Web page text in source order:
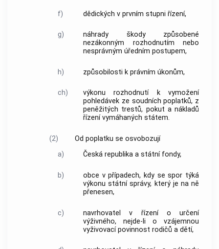
f) dědických v prvním stupni řízení,
g)
náhrady škody způsobené
nezákonným rozhodnutím nebo
nesprávným úředním postupem,
h) způsobilosti k právním úkonům,
ch)
výkonu rozhodnutí k vymožení
pohledávek ze soudních poplatků, z
peněžitých trestů, pokut a nákladů
řízení vymáhaných státem.
(2)
Od poplatku se osvobozují
a)
Česká republika a státní fondy,
b)
obce v případech, kdy se spor týká
výkonu státní správy, který je na ně
přenesen,
c)
navrhovatel v řízení o určení
výživného, nejde-li o vzájemnou
vyživovací povinnost rodičů a dětí,